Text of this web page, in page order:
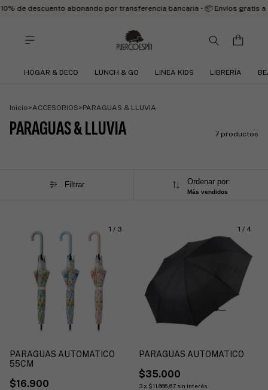
de descuento abonando por transferencia bancaria • 📦 Envíos gratis
HOGAR & DECO LUNCH & GO LINEA KIDS LIBRERÍA
Inicio>ACCESORIOS>PARAGUAS & LLUVIA
PARAGUAS & LLUVIA 7 productos
Filtrar Ordenar por:
Más vendidos
1 / 3
PARAGUAS AUTOMATICO
55CM
$16.900
1 / 4
PARAGUAS AUTOMATICO
$35.000
3 x $11.666,67 sin interés